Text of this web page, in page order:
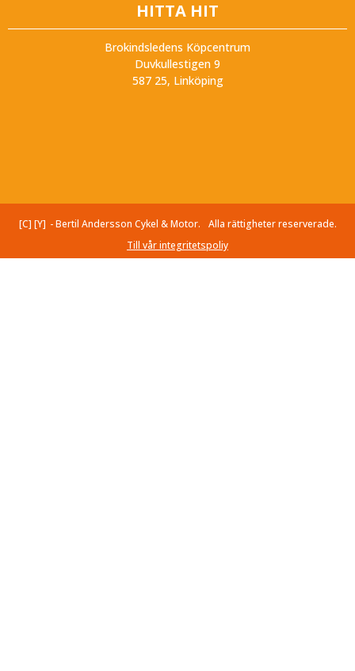
HITTA HIT
Brokindsledens Köpcentrum
Duvkullestigen 9
587 25, Linköping
[C] [Y] - Bertil Andersson Cykel & Motor.
Alla rättigheter reserverade.
Till vår integritetspoliy